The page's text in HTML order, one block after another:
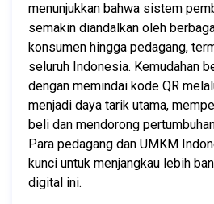
menunjukkan bahwa sistem
semakin diandalkan oleh
konsumen hingga pedagang,
seluruh Indonesia. Kemudahan
dengan memindai kode QR
menjadi daya tarik utama,
beli dan mendorong
Para pedagang dan UMKM
kunci untuk menjangkau lebih
digital ini.